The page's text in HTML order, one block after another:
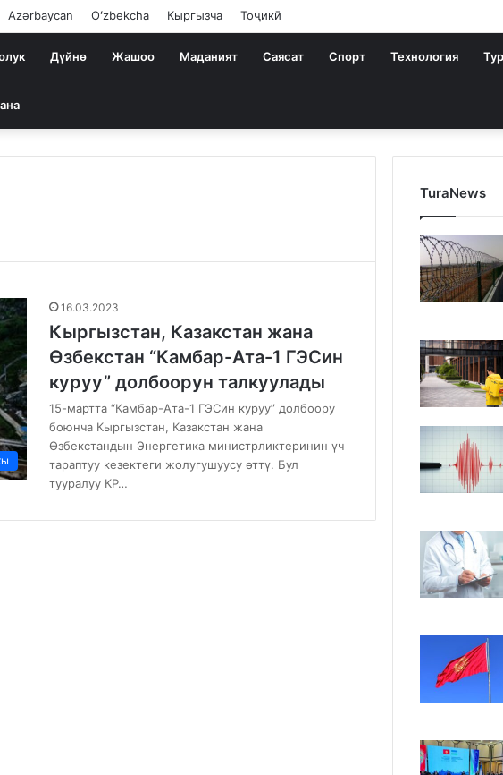
Azərbaycan Oʻzbekcha Кыргызча Тоҷикӣ
Дүйнө Жашоо Маданият Саясат Спорт Технология
16.03.2023
Кыргызстан, Казакстан жана
Өзбекстан “Камбар-Ата-1 ГЭСин
куруу” долбоорун талкуулады
15-мартта “Камбар-Ата-1 ГЭСин куруу” долбоору
боюнча Кыргызстан, Казакстан жана
Өзбекстандын Энергетика министрликтеринин үч
тараптуу кезектеги жолугушуусу өттү. Бул
тууралуу КР…
TuraNews